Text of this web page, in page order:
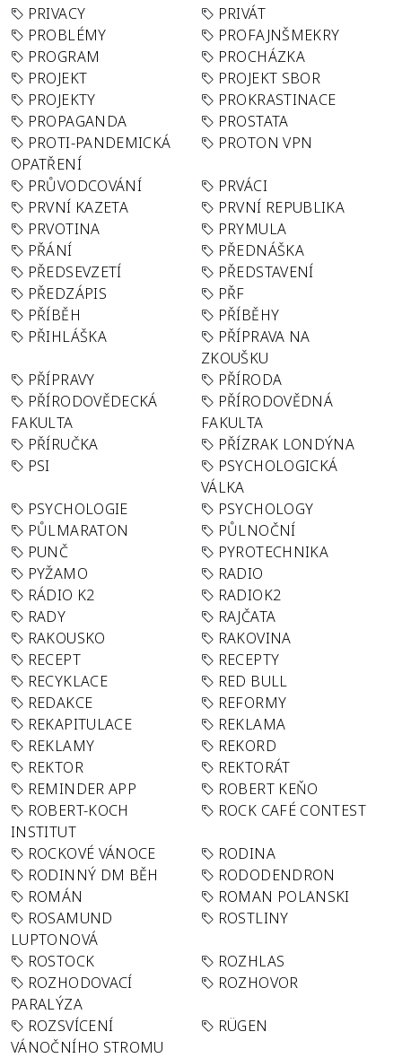
PRIVACY
PRIVÁT
PROBLÉMY
PROFAJNŠMEKRY
PROGRAM
PROCHÁZKA
PROJEKT
PROJEKT SBOR
PROJEKTY
PROKRASTINACE
PROPAGANDA
PROSTATA
PROTI-PANDEMICKÁ
OPATŘENÍ
PROTON VPN
PRŮVODCOVÁNÍ
PRVÁCI
PRVNÍ KAZETA
PRVNÍ REPUBLIKA
PRVOTINA
PRYMULA
PŘÁNÍ
PŘEDNÁŠKA
PŘEDSEVZETÍ
PŘEDSTAVENÍ
PŘEDZÁPIS
PŘF
PŘÍBĚH
PŘÍBĚHY
PŘIHLÁŠKA
PŘÍPRAVA NA
ZKOUŠKU
PŘÍPRAVY
PŘÍRODA
PŘÍRODOVĚDECKÁ
FAKULTA
PŘÍRODOVĚDNÁ
FAKULTA
PŘÍRUČKA
PŘÍZRAK LONDÝNA
PSI
PSYCHOLOGICKÁ
VÁLKA
PSYCHOLOGIE
PSYCHOLOGY
PŮLMARATON
PŮLNOČNÍ
PUNČ
PYROTECHNIKA
PYŽAMO
RADIO
RÁDIO K2
RADIOK2
RADY
RAJČATA
RAKOUSKO
RAKOVINA
RECEPT
RECEPTY
RECYKLACE
RED BULL
REDAKCE
REFORMY
REKAPITULACE
REKLAMA
REKLAMY
REKORD
REKTOR
REKTORÁT
REMINDER APP
ROBERT KEŇO
ROBERT-KOCH
INSTITUT
ROCK CAFÉ CONTEST
ROCKOVÉ VÁNOCE
RODINA
RODINNÝ DM BĚH
RODODENDRON
ROMÁN
ROMAN POLANSKI
ROSAMUND
LUPTONOVÁ
ROSTLINY
ROSTOCK
ROZHLAS
ROZHODOVACÍ
PARALÝZA
ROZHOVOR
ROZSVÍCENÍ
VÁNOČNÍHO STROMU
RÜGEN